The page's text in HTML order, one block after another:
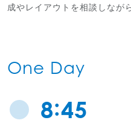
成やレイアウトを相談しなが
One Day
8:45